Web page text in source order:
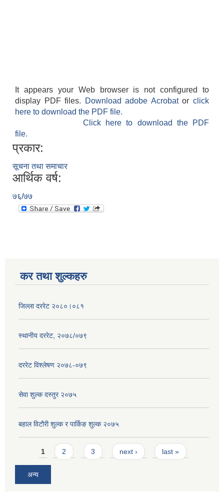
It appears your Web browser is not configured to
display PDF files.
Download adobe Acrobatorclick
here to download the PDF file.
Click here to download the PDF
file.
प्रकार:
सूचना तथा समाचार
आर्थिक वर्ष:
७६/७७
कर तथा शुल्कहरु
जिल्ला दररेट २०८०।०८१
स्थानीय दररेट, २०७८/०७९
दररेट विश्लेषण २०७८-०७९
सेवा शुल्क दस्तुर २०७५
बहाल विटौरी शुल्क र पार्किङ शुल्क २०७५
Pages
1 2 3 next › last »
अन्य